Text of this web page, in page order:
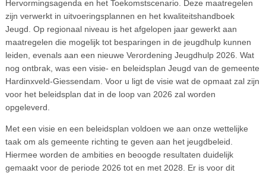
Hervormingsagenda en het Toekomstscenario. Deze maatregelen
zijn verwerkt in uitvoeringsplannen en het kwaliteitshandboek
Jeugd. Op regionaal niveau is het afgelopen jaar gewerkt aan
maatregelen die mogelijk tot besparingen in de jeugdhulp kunnen
leiden, evenals aan een nieuwe Verordening Jeugdhulp 2026. Wat
nog ontbrak, was een visie- en beleidsplan Jeugd van de gemeente
Hardinxveld-Giessendam. Voor u ligt de visie wat de opmaat zal zijn
voor het beleidsplan dat in de loop van 2026 zal worden
opgeleverd.
Met een visie en een beleidsplan voldoen we aan onze wettelijke
taak om als gemeente richting te geven aan het jeugdbeleid.
Hiermee worden de ambities en beoogde resultaten duidelijk
gemaakt voor de periode 2026 tot en met 2028. Er is voor dit